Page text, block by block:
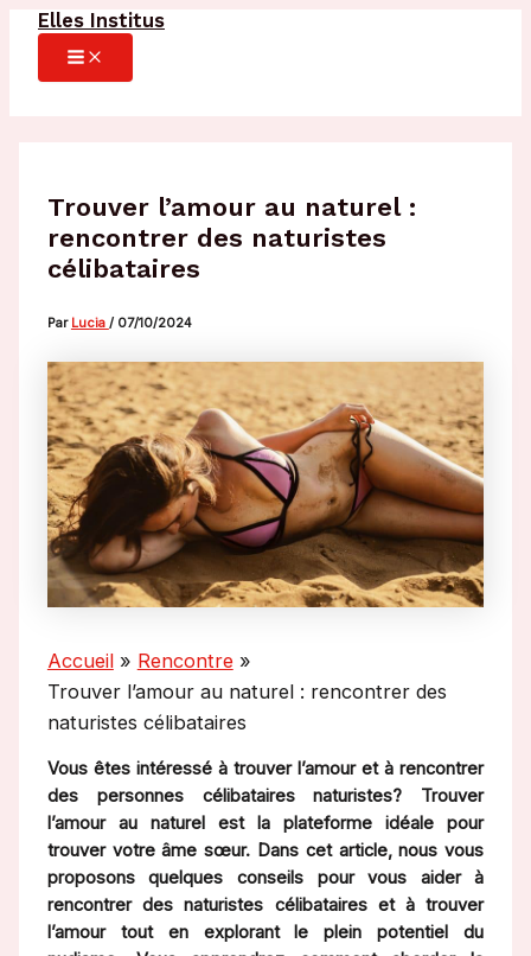
Aller
contenu
Elles Institus
MAIN
MENU
Trouver l’amour au naturel :
rencontrer des naturistes
célibataires
Par Lucia / 07/10/2024
Accueil
Rencontre
Trouver l’amour au naturel : rencontrer des
naturistes célibataires
Vous êtes intéressé à trouver l’amour et à rencontrer
des personnes célibataires naturistes? Trouver
l’amour au naturel est la plateforme idéale pour
trouver votre âme sœur. Dans cet article, nous vous
proposons quelques conseils pour vous aider à
rencontrer des naturistes célibataires et à trouver
l’amour tout en explorant le plein potentiel du